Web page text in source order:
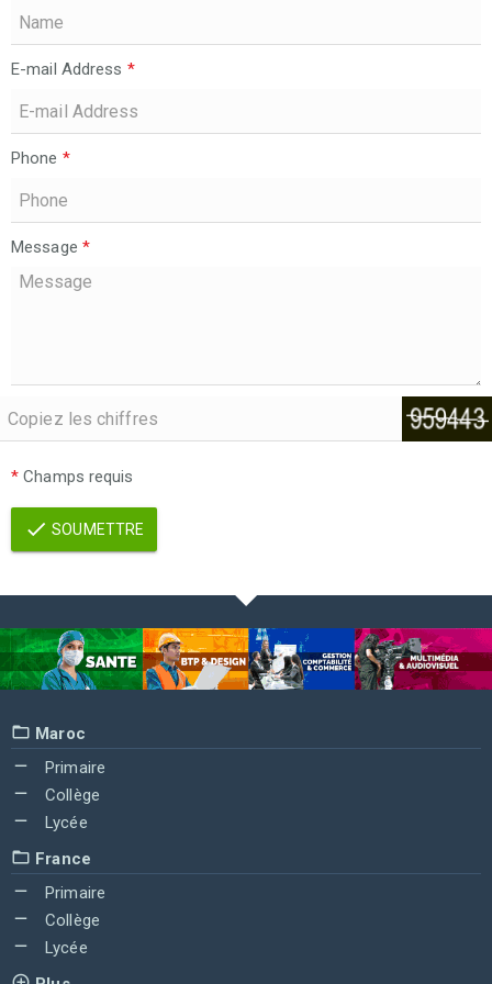
E-mail Address *
Phone *
Message *
* Champs requis
SOUMETTRE
Maroc
Primaire
Collège
Lycée
France
Primaire
Collège
Lycée